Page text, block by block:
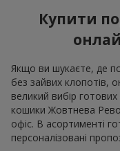
Купити
Якщо ви шукаєте, де
без зайвих клопотів,
великий вибір
кошики Жовтнева
офіс. В асортименті
персоналізовані